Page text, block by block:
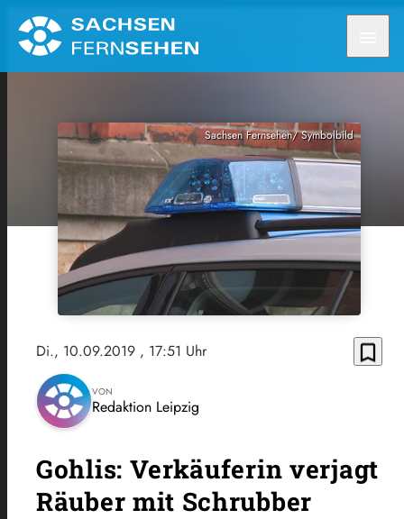
Sachsen Fernsehen/ Symbolbild
Di., 10.09.2019 , 17:51 Uhr bookmark_border
VON
Redaktion Leipzig
Gohlis: Verkäuferin verjagt
Räuber mit Schrubber